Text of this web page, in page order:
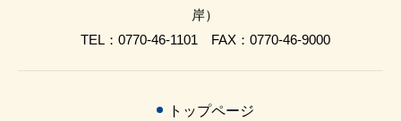
岸）
TEL：0770-46-1101 FAX：0770-46-9000
トップページ